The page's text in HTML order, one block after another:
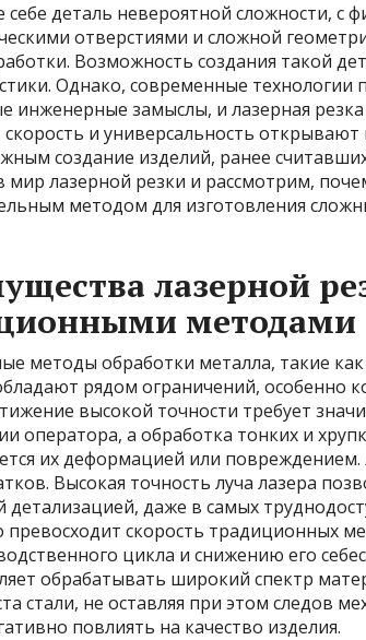
себе деталь невероятной сложности, с
отверстиями и сложной
Возможность создания такой
Однако, современные
инженерные замыслы, и лазерная
скорость и универсальность
создание изделий, ранее
мир лазерной резки и рассмотрим,
методом для изготовления
лазерной
методами
методы обработки металла, такие
рядом ограничений, особенно
высокой точности требует
оператора, а обработка тонких и
их деформацией или
Высокая точность луча лазера
детализацией, даже в самых
превосходит скорость традиционных
цикла и снижению его
обрабатывать широкий спектр
стали, не оставляя при этом следов
повлиять на качество изделия.